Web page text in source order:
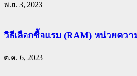
พ.ย. 3, 2023
วิธีเลือกซื้อแรม (RAM) หน่วยคว
ต.ค. 6, 2023